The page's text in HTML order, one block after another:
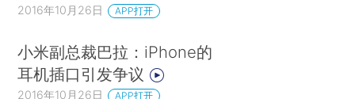
2016年10月26日 APP打开
小米副总裁巴拉：iPhone的
耳机插口引发争议
2016年10月26日 APP打开